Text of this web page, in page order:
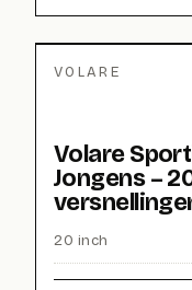
VOLARE
Volare
Jongens –
20 inch